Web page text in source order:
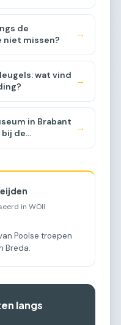
de
niet missen?
→
wat vind
→
in Brabant
de
→
in WOII
Poolse troepen
Breda.
langs